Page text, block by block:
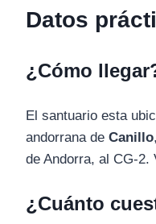
Datos
¿Cómo
El santuario esta
andorrana de Canillo
de Andorra, al CG-2.
¿Cuánto